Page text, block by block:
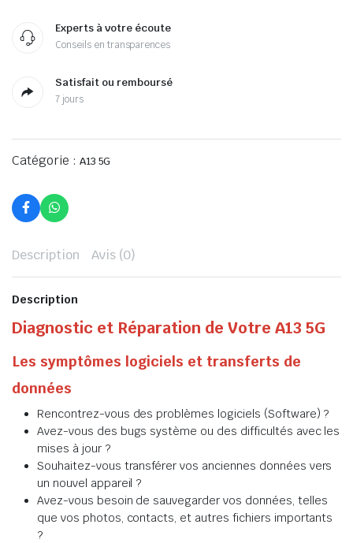
Experts à votre écoute
Conseils en transparences
Satisfait ou remboursé
7 jours
Catégorie : A13 5G
Description Avis (0)
Description
Diagnostic et Réparation de Votre A13 5G
Les symptômes logiciels et transferts de
données
Rencontrez-vous des problèmes logiciels (Software) ?
Avez-vous des bugs système ou des difficultés avec les
mises à jour ?
Souhaitez-vous transférer vos anciennes données vers
un nouvel appareil ?
Avez-vous besoin de sauvegarder vos données, telles
que vos photos, contacts, et autres fichiers importants
?